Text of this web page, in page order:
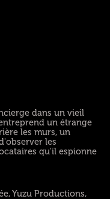
dans un vieil
un étrange
les murs, un
les
qu'il espionne
Yuzu Productions,